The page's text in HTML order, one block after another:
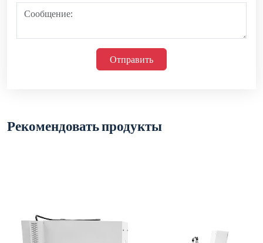
Отправить
Рекомендовать продукты